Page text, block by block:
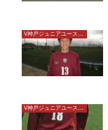
V神戸ジュニアユースU14
V神戸ジュニアユースU14